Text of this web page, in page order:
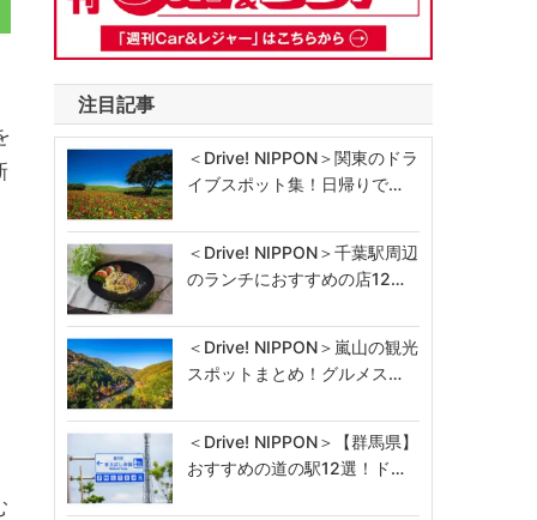
注目記事
＜Drive! NIPPON＞関東のドラ
イブスポット集！日帰りで…
＜Drive! NIPPON＞千葉駅周辺
のランチにおすすめの店12…
＜Drive! NIPPON＞嵐山の観光
スポットまとめ！グルメス…
＜Drive! NIPPON＞【群馬県】
おすすめの道の駅12選！ド…